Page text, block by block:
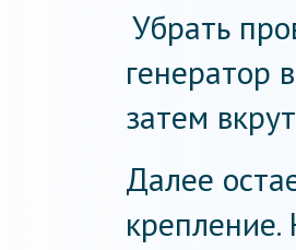
Убрать
генератор
затем
Далее
крепление.